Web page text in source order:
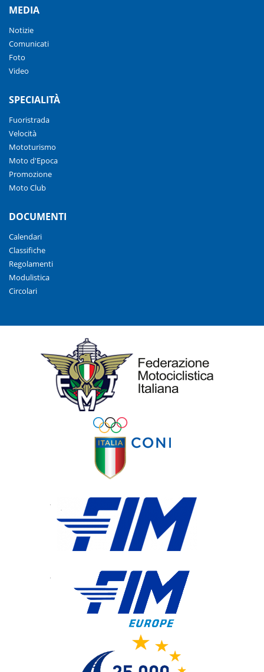
MEDIA
Notizie
Comunicati
Foto
Video
SPECIALITÀ
Fuoristrada
Velocità
Mototurismo
Moto d'Epoca
Promozione
Moto Club
DOCUMENTI
Calendari
Classifiche
Regolamenti
Modulistica
Circolari